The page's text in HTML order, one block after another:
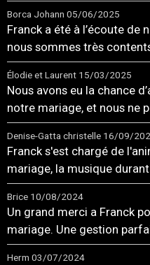
Borca Johann 05/06/2025
Franck a été à l’écoute de
nous sommes très
Élodie et Laurent 15/03/2025
Nous avons eu la chance
notre mariage, et nous ne
Denise-Gatta christelle 16/09/
Franck s'est chargé de
mariage, la musique
Brice 10/08/2024
Un grand merci a Franck
mariage. Une gestion
Herm 03/07/2024